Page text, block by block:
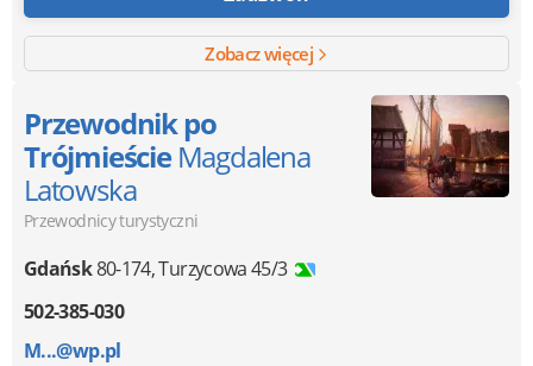
Zobacz więcej
Przewodnik po
Trójmieście Magdalena
Latowska
Przewodnicy turystyczni
Gdańsk80-174,Turzycowa 45/3
502-385-030
M...@wp.pl